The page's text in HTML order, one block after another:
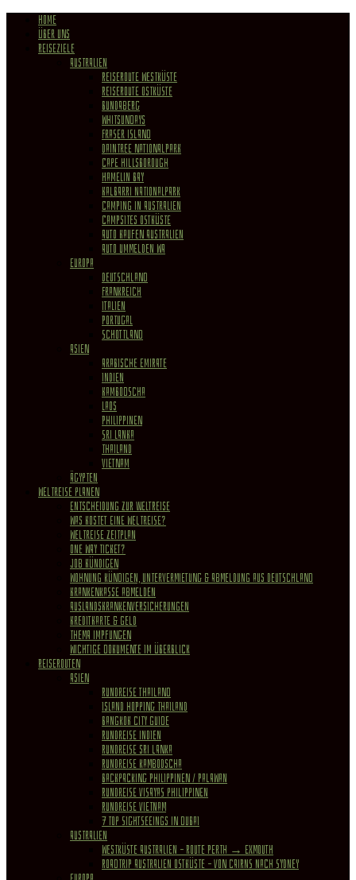
HOME
ÜBER UNS
REISEZIELE
Australien
Reiseroute Westküste
Reiseroute Ostküste
Bundaberg
Whitsundays
Fraser Island
Daintree Nationalpark
Cape Hillsborough
Hamelin Bay
Kalbarri Nationalpark
Camping in Australien
Campsites Ostküste
Auto kaufen Australien
Auto ummelden WA
Europa
Deutschland
Frankreich
Italien
Portugal
Schottland
Asien
Arabische Emirate
Indien
Kambodscha
Laos
Philippinen
Sri Lanka
Thailand
Vietnam
Ägypten
WELTREISE PLANEN
Entscheidung zur Weltreise
Was kostet eine Weltreise?
Weltreise Zeitplan
One Way Ticket?
Job kündigen
Wohnung Kündigen, Untervermietung & Abmeldung aus Deutschland
Krankenkasse abmelden
Auslandskrankenversicherungen
Kreditkarte & Geld
Thema Impfungen
Wichtige Dokumente im Überblick
REISEROUTEN
Asien
Rundreise Thailand
Island Hopping Thailand
Bangkok City Guide
Rundreise Indien
Rundreise Sri Lanka
Rundreise Kambodscha
Backpacking Philippinen / Palawan
Rundreise Visayas Philippinen
Rundreise Vietnam
7 Top Sightseeings in Dubai
Australien
Westküste Australien – Route Perth → Exmouth
Roadtrip Australien Ostküste – von Cairns nach Sydney